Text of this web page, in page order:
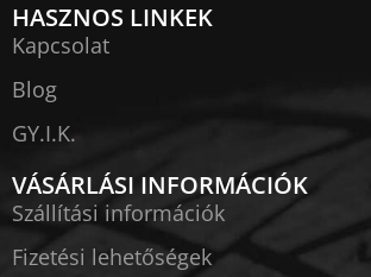
HASZNOS LINKEK
Kapcsolat
Blog
GY.I.K.
VÁSÁRLÁSI INFORMÁCIÓK
Szállítási információk
Fizetési lehetőségek